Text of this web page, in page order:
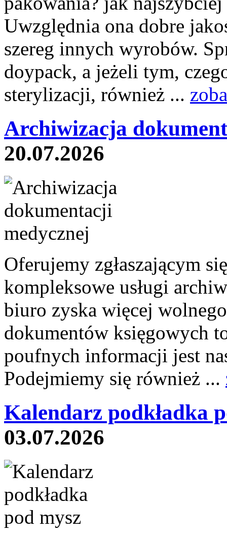
Uwzględnia ona dobre
szereg innych wyrobów.
doypack, a jeżeli tym,
sterylizacji, również ...
Archiwizacja
20.07.2026
Oferujemy zgłaszającym
kompleksowe usługi
biuro zyska więcej
dokumentów księgowych
poufnych informacji jest
Podejmiemy się również ...
Kalendarz podkładka
03.07.2026